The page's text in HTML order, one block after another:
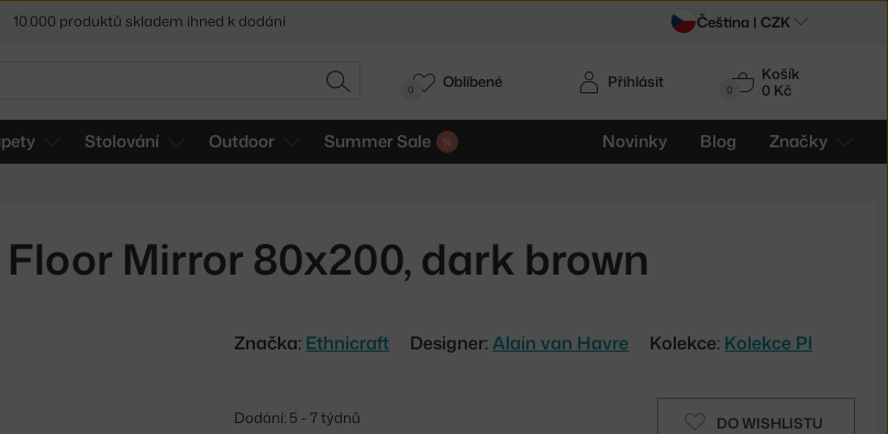
HLEDAT 0
Košík
0 Kč
Stolování Outdoor Summer Sale Novinky Blog Značky
Přihlásit
0 Oblíbené
Mirror 80x200, dark brown
Značka: Ethnicraft Designer:Alain van Havre Kolekce: Kolekce PI
DO WISHLISTU
Dodání: 5 - 7 týdnů
Čeština | CZK